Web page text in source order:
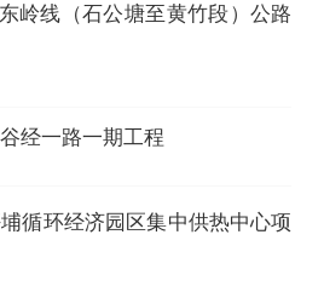
岭线（石公塘至黄竹段）公路
经一路一期工程
循环经济园区集中供热中心项